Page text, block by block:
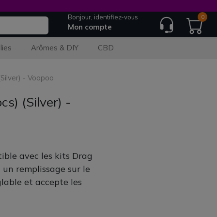
Bonjour, identifiez-vous
Mon compte
0
Arômes & DIY CBD
- Voopoo
(Silver) -
avec les kits Drag
remplissage sur le
et accepte les